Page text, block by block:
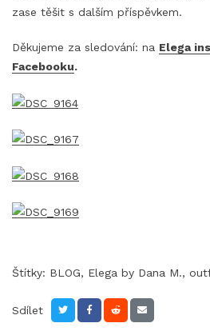
zase těšit s dalším příspěvkem.
Děkujeme za sledování: na Elega
Facebooku.
Štítky: BLOG, Elega by Dana M.,
Sdílet